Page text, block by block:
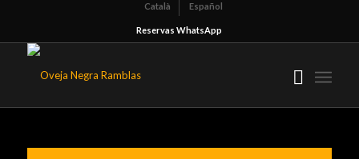
Català Español
Reservas WhatsApp